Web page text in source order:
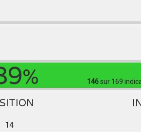
% 146sur 169
14